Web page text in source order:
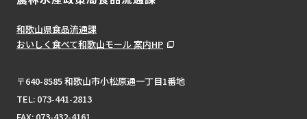
和歌山県食品流通課
おいしく食べて和歌山モール 案内HP
〒640-8585 和歌山市小松原通一丁目1番地
TEL: 073-441-2813